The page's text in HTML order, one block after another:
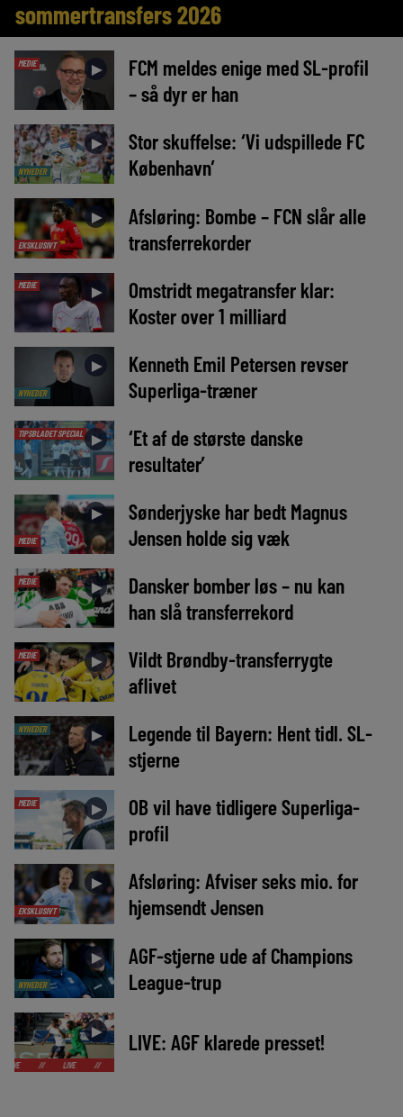
sommertransfers 2026
MEDIE ►
FCM meldes enige med SL-profil
– så dyr er han
NYHEDER
►
Stor skuffelse: ‘Vi udspillede FC
København’
EKSKLUSIVT
►
Afsløring: Bombe – FCN slår alle
transferrekorder
MEDIE ►
Omstridt megatransfer klar:
Koster over 1 milliard
NYHEDER
►
Kenneth Emil Petersen revser
Superliga-træner
TIPSBLADET SPECIAL ►
‘Et af de største danske
resultater’
MEDIE
►
Sønderjyske har bedt Magnus
Jensen holde sig væk
MEDIE ►
Dansker bomber løs – nu kan
han slå transferrekord
MEDIE ►
Vildt Brøndby-transferrygte
aflivet
NYHEDER ►
Legende til Bayern: Hent tidl. SL-
stjerne
MEDIE ►
OB vil have tidligere Superliga-
profil
EKSKLUSIVT
►
Afsløring: Afviser seks mio. for
hjemsendt Jensen
NYHEDER
►
AGF-stjerne ude af Champions
League-trup
►
LIVE // LIVE //
LIVE: AGF klarede presset!